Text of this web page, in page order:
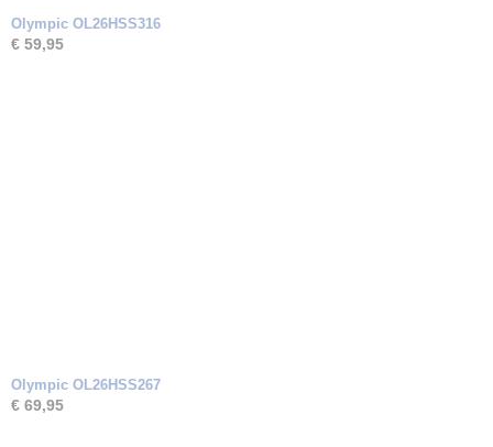
Olympic OL26HSS316
€ 59,95
Olympic OL26HSS267
€ 69,95